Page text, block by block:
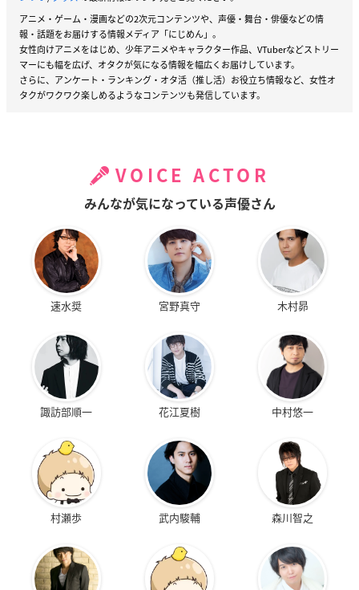
アニメ・ゲーム・漫画などの2次元コンテンツや、声優・舞台・俳優などの情
報・話題をお届けする情報メディア「にじめん」。
女性向けアニメをはじめ、少年アニメやキャラクター作品、VTuberなどストリー
マーにも幅を広げ、オタクが気になる情報を幅広くお届けしています。
さらに、アンケート・ランキング・オタ活（推し活）お役立ち情報など、女性オ
タクがワクワク楽しめるようなコンテンツも発信しています。
VOICE ACTOR
みんなが気になっている声優さん
速水奨 宮野真守 木村昴
諏訪部順一 花江夏樹 中村悠一
村瀬歩 武内駿輔 森川智之